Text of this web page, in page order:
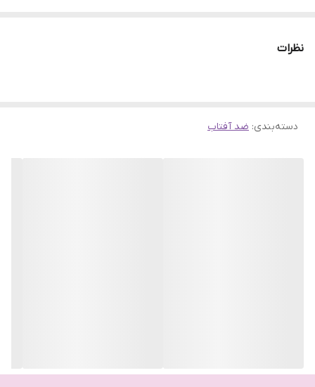
پیشگیری از پیری زودرس، چین و چروک و لک‌های پوستی
نظرات
دسته‌بندی: ضد آفتاب